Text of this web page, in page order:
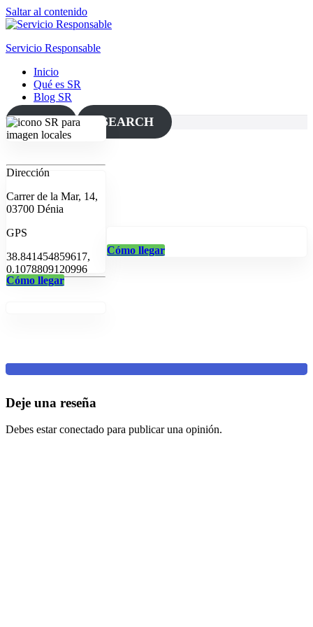
Saltar al contenido
Servicio Responsable
Inicio
Qué es SR
Blog SR
MAP SEARCH
Dirección
Carrer de la Mar, 14,
03700 Dénia
GPS
38.841454859617,
0.1078809120996
Cómo llegar
Cómo llegar
Deje una reseña
Debes estar conectado para publicar una opinión.